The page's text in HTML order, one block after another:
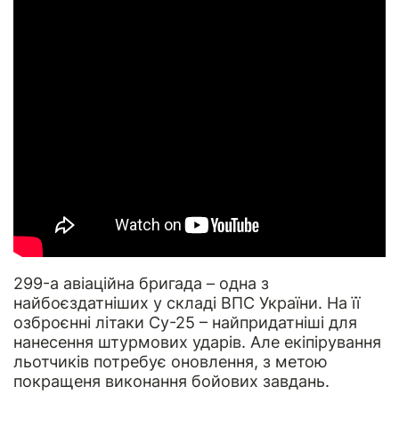
299-а авіаційна бригада – одна з
найбоєздатніших у складі ВПС України. На її
озброєнні літаки Су-25 – найпридатніші для
нанесення штурмових ударів. Але екіпірування
льотчикiв потребує оновлення, з метою
покращеня виконання бойових завдань.